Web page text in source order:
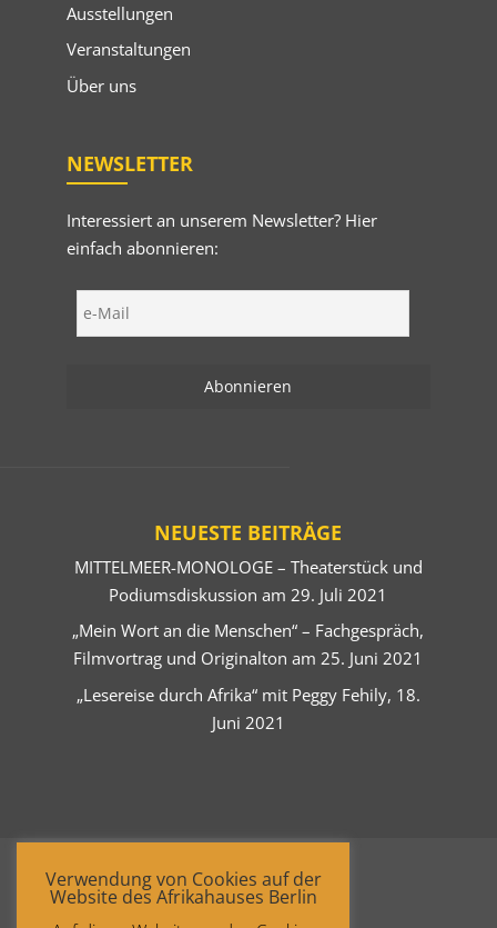
Ausstellungen
Veranstaltungen
Über uns
NEWSLETTER
Interessiert an unserem Newsletter? Hier
einfach abonnieren:
NEUESTE BEITRÄGE
MITTELMEER-MONOLOGE – Theaterstück und
Podiumsdiskussion am 29. Juli 2021
„Mein Wort an die Menschen“ – Fachgespräch,
Filmvortrag und Originalton am 25. Juni 2021
„Lesereise durch Afrika“ mit Peggy Fehily, 18.
Juni 2021
Verwendung von Cookies auf der
Website des Afrikahauses Berlin